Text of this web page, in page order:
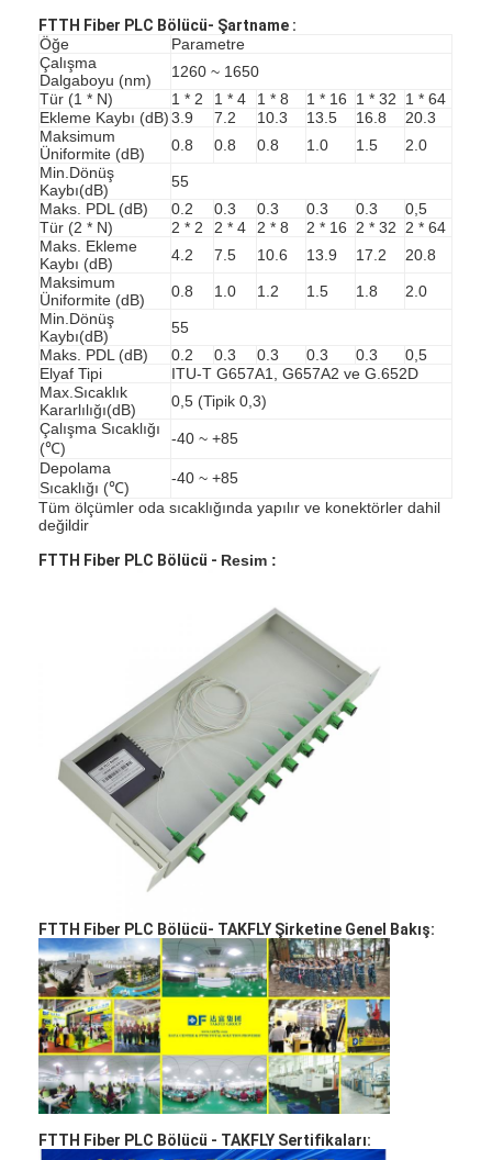
Kalite kontrol
Bizimle iletişime geçin
Haberler
Şimdi konuşalım.
MPO MTP
WDM MUX DEMUX
Fiber Optik PLC Bölücü
FTTH Fiber PLC Bölücü- Şartname :
Öğe
Parametre
Çalışma
Dalgaboyu (nm)
1260 ~ 1650
Tür (1 * N)
1 * 2 1 * 4 1 * 8 1 * 16 1 * 32
1 * 64
Ekleme Kaybı (dB) 3.9 7.2 10.3 13.5 16.8
20.3
Maksimum
Üniformite (dB)
0.8 0.8 0.8 1.0 1.5
2.0
Min.Dönüş
Kaybı(dB)
55
Maks. PDL (dB)
0.2 0.3 0.3 0.3 0.3
0,5
Tür (2 * N)
2 * 2 2 * 4 2 * 8 2 * 16 2 * 32
2 * 64
Maks. Ekleme
Kaybı (dB)
4.2 7.5 10.6 13.9 17.2
20.8
Maksimum
Üniformite (dB)
0.8 1.0 1.2 1.5 1.8
2.0
Min.Dönüş
Kaybı(dB)
55
Maks. PDL (dB)
0.2 0.3 0.3 0.3 0.3
0,5
Elyaf Tipi
ITU-T G657A1, G657A2 ve G.652D
Max.Sıcaklık
Kararlılığı(dB)
0,5 (Tipik 0,3)
Çalışma Sıcaklığı
(℃)
-40 ~ +85
Depolama
Sıcaklığı (℃)
-40 ~ +85
Tüm ölçümler oda sıcaklığında yapılır ve konektörler dahil
değildir
FTTH Fiber PLC Bölücü - Resim :
FTTH Fiber PLC Bölücü- TAKFLY Şirketine Genel Bakış:
FTTH Fiber PLC Bölücü - TAKFLY Sertifikaları: